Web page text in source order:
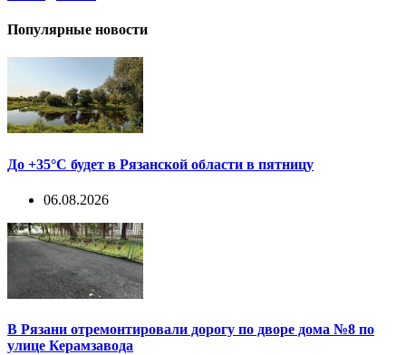
Популярные новости
До +35°С будет в Рязанской области в пятницу
06.08.2026
В Рязани отремонтировали дорогу по дворе дома №8 по
улице Керамзавода